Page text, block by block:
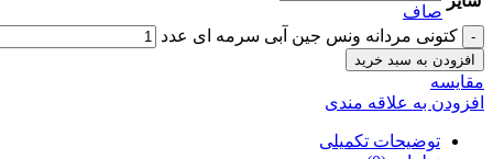
صاف
کتونی مردانه ونس جين آبی سرمه ای عدد
افزودن به سبد خرید
مقايسه
افزودن به علاقه مندی
توضیحات تکمیلی